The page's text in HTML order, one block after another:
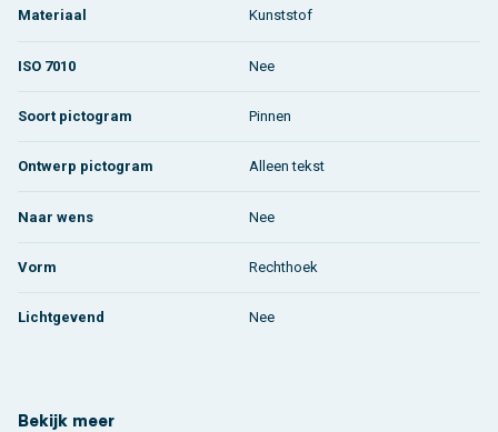
Materiaal Kunststof
ISO 7010 Nee
Soort pictogram Pinnen
Ontwerp pictogram Alleen tekst
Naar wens Nee
Vorm Rechthoek
Lichtgevend Nee
Bekijk meer